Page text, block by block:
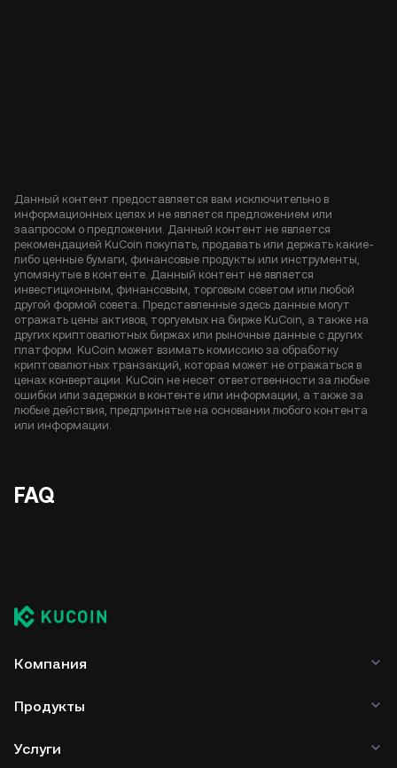
Данный контент предоставляется вам исключительно в
информационных целях и не является предложением или
заапросом о предложении. Данный контент не является
рекомендацией KuCoin покупать, продавать или держать какие-
либо ценные бумаги, финансовые продукты или инструменты,
упомянутые в контенте. Данный контент не является
инвестиционным, финансовым, торговым советом или любой
другой формой совета. Представленные здесь данные могут
отражать цены активов, торгуемых на бирже KuCoin, а также на
других криптовалютных биржах или рыночные данные с других
платформ. KuCoin может взимать комиссию за обработку
криптовалютных транзакций, которая может не отражаться в
ценах конвертации. KuCoin не несет ответственности за любые
ошибки или задержки в контенте или информации, а также за
любые действия, предпринятые на основании любого контента
или информации.
FAQ
Компания
Продукты
Услуги